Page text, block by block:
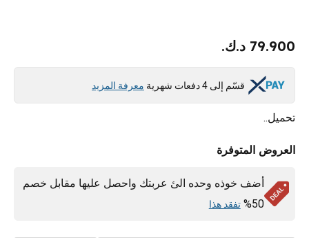
79.900 د.ك.
قسّم إلى 4 دفعات شهرية معرفة المزيد
تحميل..
العروض المتوفرة
أضف خوذه وحده الئ عربتك واحصل عليها مقابل خصم
50%
تفقد هذا